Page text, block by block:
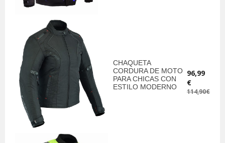
CHAQUETA
CORDURA DE MOTO
PARA CHICAS CON
ESTILO MODERNO
96,99
€
114,90€